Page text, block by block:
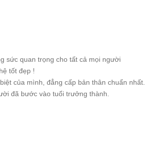
sức quan trọng cho tất cả mọi người
tốt đẹp !
của mình, đẳng cấp bản thân chuẩn nhất.
đã bước vào tuổi trưởng thành.